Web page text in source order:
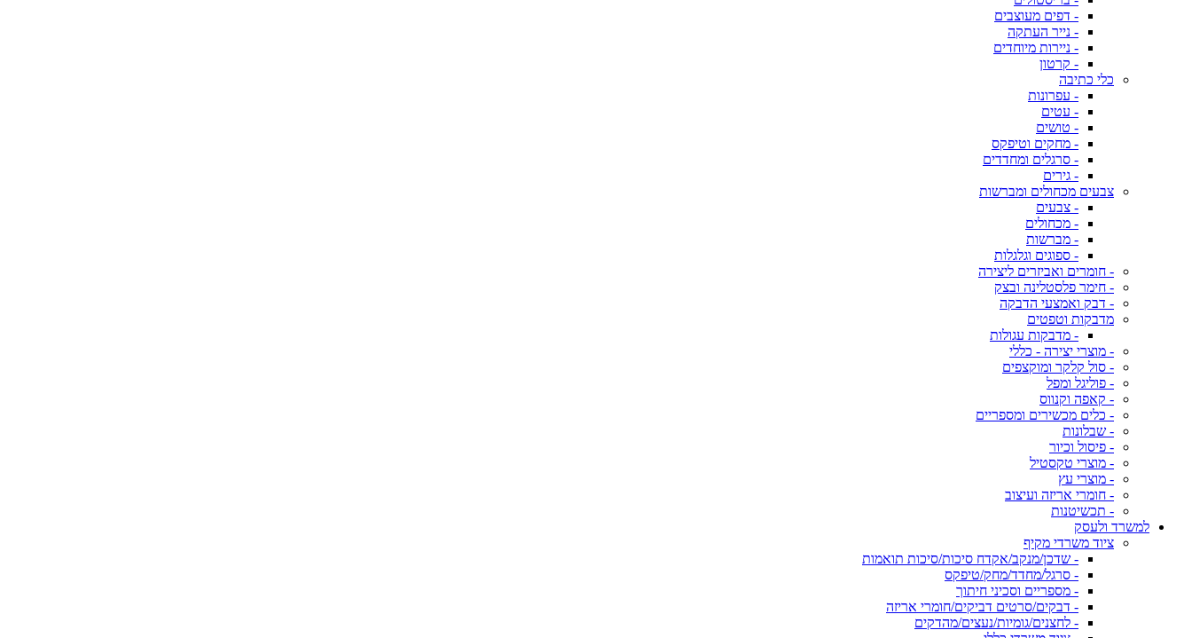
- דפים מעוצבים
- נייר העתקה
- ניירות מיוחדים
- קרטון
כלי כתיבה
- עפרונות
- עטים
- טושים
- מחקים וטיפקס
- סרגלים ומחדדים
- גירים
צבעים מכחולים ומברשות
- צבעים
- מכחולים
- מברשות
- ספוגים וגלגלות
- חומרים ואביזרים ליצירה
- חימר פלסטלינה ובצק
- דבק ואמצעי הדבקה
מדבקות וטפטים
- מדבקות עגולות
- מוצרי יצירה - כללי
- סול קלקר ומוקצפים
- פוליגל ומפל
- קאפה וקנווס
- כלים מכשירים ומספריים
- שבלונות
- פיסול וכיור
- מוצרי טקסטיל
- מוצרי עץ
- חומרי אריזה ועיצוב
- תכשיטנות
למשרד ולעסק
ציוד משרדי מקיף
- שדכן/מנקב/אקדח סיכות/סיכות תואמות
- סרגל/מחדד/מחק/טיפקס
- מספריים וסכיני חיתוך
- דבקים/סרטים דביקים/חומרי אריזה
- לחצנים/גומיות/נעצים/מהדקים